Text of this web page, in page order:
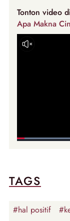
Tonton video
Apa Makna
TAGS
#hal positif